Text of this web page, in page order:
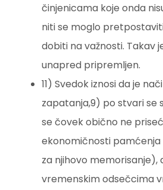
činjenicama koje onda
niti se moglo
dobiti na važnosti. Takav
unapred pripremljen.
11) Svedok iznosi da je
zapatanja,9) po stvari se
se čovek obično ne
ekonomičnosti pamćenja
za njihovo memorisanje),
vremenskim odsečcima